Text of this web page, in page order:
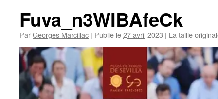
Fuva_n3WIBAfeCk
ParGeorges Marcillac | Publié le27 avril 2023 | La taille